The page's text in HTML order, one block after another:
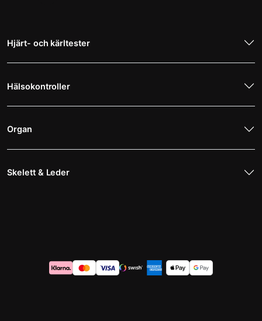
Hjärt- och kärltester
Hälsokontroller
Organ
Skelett & Leder